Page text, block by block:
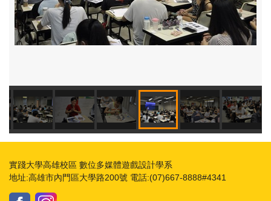
實踐大學高雄校區 數位多媒體遊戲設計學系
地址:高雄市內門區大學路200號 電話:(07)667-8888#4341